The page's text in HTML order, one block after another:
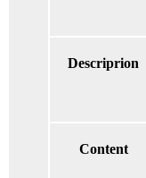
Descriprion
Content